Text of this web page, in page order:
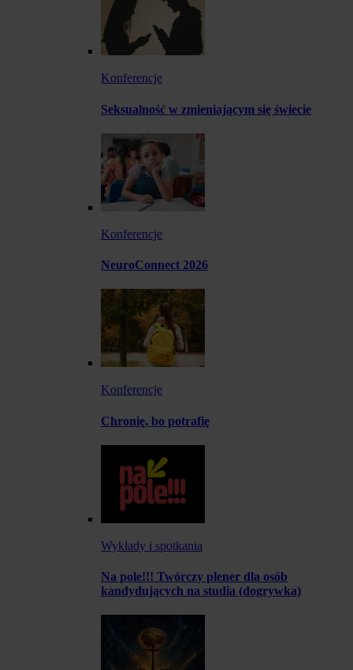
Konferencje
Seksualność w zmieniającym się świecie
Konferencje
NeuroConnect 2026
Konferencje
Chronię, bo potrafię
Wykłady i spotkania
Na pole!!! Twórczy plener dla osób
kandydujących na studia (dogrywka)